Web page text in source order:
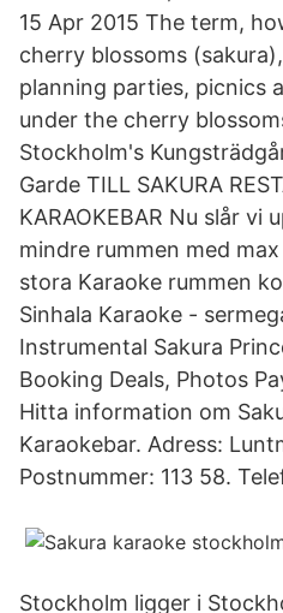
15 Apr 2015 The term,
cherry blossoms
planning parties, picnics
under the cherry
Stockholm's
Garde TILL SAKURA
KARAOKEBAR Nu slår vi
mindre rummen med
stora Karaoke rummen
Sinhala Karaoke -
Instrumental Sakura
Booking Deals, Photos
Hitta information om
Karaokebar. Adress:
Postnummer: 113 58.
Stockholm ligger i